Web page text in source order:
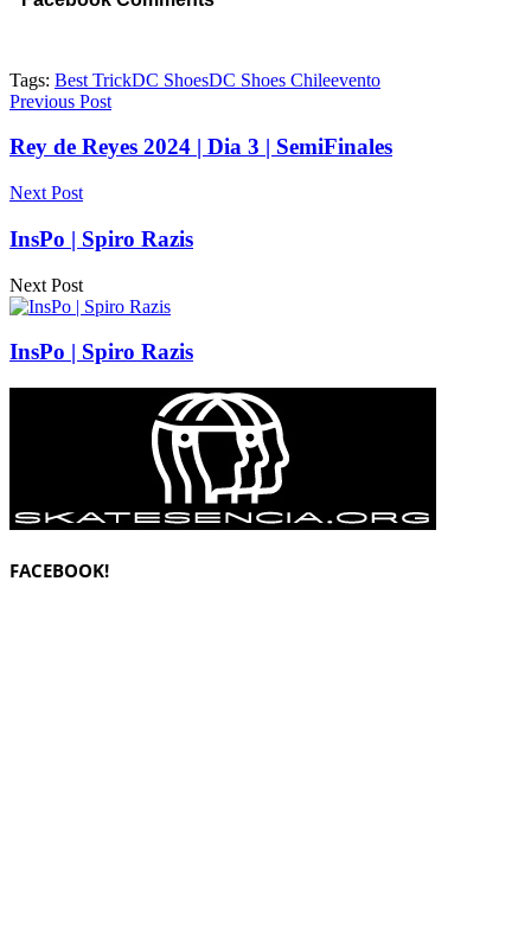
Tags: Best TrickDC ShoesDC Shoes Chileevento
Previous Post
Rey de Reyes 2024 | Dia 3 | SemiFinales
Next Post
InsPo | Spiro Razis
Next Post
InsPo | Spiro Razis
FACEBOOK!